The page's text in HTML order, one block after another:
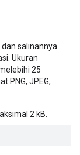
salinannya
Ukuran
25
PNG, JPEG,
2 kB.